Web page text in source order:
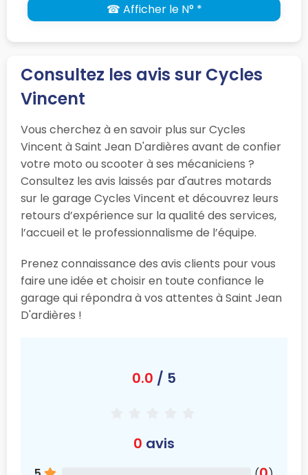
☎ Afficher le N° *
Consultez les avis sur Cycles
Vincent
Vous cherchez à en savoir plus sur Cycles
Vincent à Saint Jean D'ardières avant de confier
votre moto ou scooter à ses mécaniciens ?
Consultez les avis laissés par d'autres motards
sur le garage Cycles Vincent et découvrez leurs
retours d’expérience sur la qualité des services,
l’accueil et le professionnalisme de l’équipe.
Prenez connaissance des avis clients pour vous
faire une idée et choisir en toute confiance le
garage qui répondra à vos attentes à Saint Jean
D'ardières !
0.0 / 5
0 avis